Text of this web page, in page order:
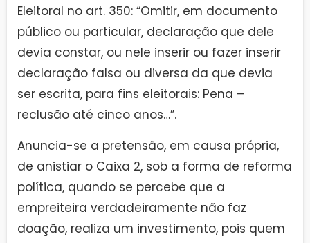
Eleitoral no art. 350: “Omitir, em documento
público ou particular, declaração que dele
devia constar, ou nele inserir ou fazer inserir
declaração falsa ou diversa da que devia
ser escrita, para fins eleitorais: Pena –
reclusão até cinco anos…”.
Anuncia-se a pretensão, em causa própria,
de anistiar o Caixa 2, sob a forma de reforma
política, quando se percebe que a
empreiteira verdadeiramente não faz
doação, realiza um investimento, pois quem